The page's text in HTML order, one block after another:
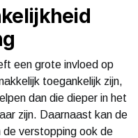
een grote invloed op
toegankelijk zijn,
dan die dieper in het
zijn. Daarnaast kan de
de verstopping ook de